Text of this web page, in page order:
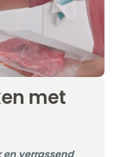
met
en verrassend